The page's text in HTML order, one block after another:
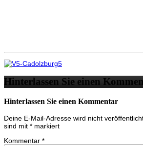
Hinterlassen Sie einen
Hinterlassen Sie einen Kommentar
Deine E-Mail-Adresse wird nicht
sind mit * markiert
Kommentar *